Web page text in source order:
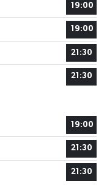
19:00
19:00
21:30
21:30
19:00
21:30
21:30